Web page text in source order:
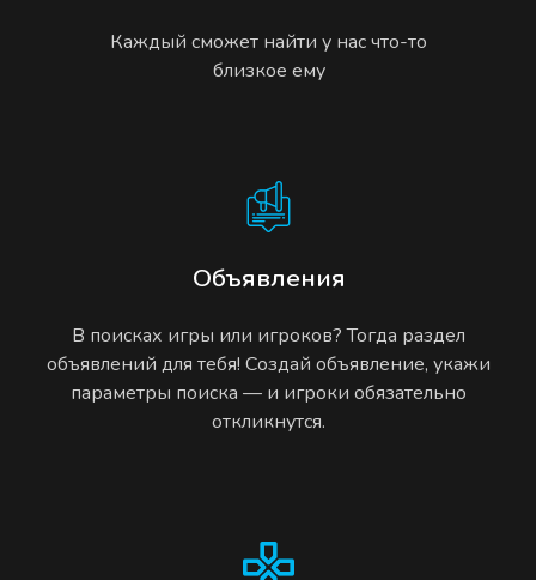
Каждый сможет найти у нас что-то
близкое ему
Объявления
В поисках игры или игроков? Тогда раздел
объявлений для тебя! Создай объявление, укажи
параметры поиска — и игроки обязательно
откликнутся.